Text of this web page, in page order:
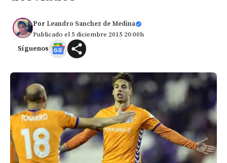
Por Leandro Sanchez de Medina
Publicado el 5 diciembre 2015 20:00h
Síguenos